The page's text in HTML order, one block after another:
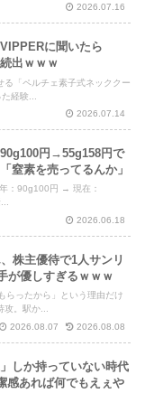
2026.07.16
に聞いたら
出ｗｗｗ
る「ペルチェ素子式ネッククー
経験...
2026.07.14
90g100円→55g158円で
窒素を売ってるんか」
：90g100円 → 現在：
2026.06.18
株主優待で1人サンリ
が優しすぎるｗｗｗ
らったから」という理由だけ
攻。駅か...
2026.08.07
2026.08.08
しか持っていない時代
感あれば何でもえぇや